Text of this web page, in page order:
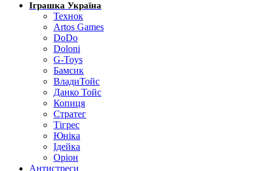
Іграшка Україна
Технок
Artos Games
DoDo
Doloni
G-Toys
Бамсик
ВладиТойс
Данко Тойс
Копиця
Стратег
Тігрес
Юніка
Ідейка
Оріон
Антистреси